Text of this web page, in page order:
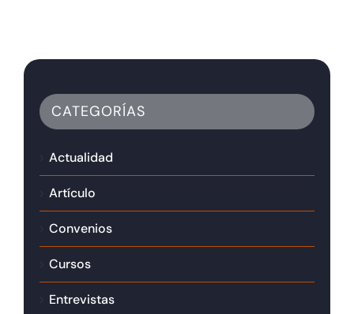
CATEGORÍAS
Actualidad
Artículo
Convenios
Cursos
Entrevistas